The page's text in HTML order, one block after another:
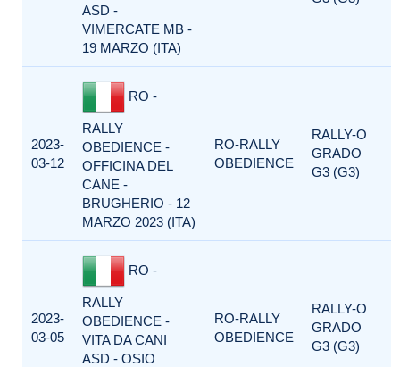
ASD -
VIMERCATE MB -
19 MARZO (ITA)
2023-
03-12
RO -
RALLY
OBEDIENCE -
OFFICINA DEL
CANE -
BRUGHERIO - 12
MARZO 2023 (ITA)
RO-RALLY
OBEDIENCE
RALLY-O
GRADO
G3 (G3)
2023-
03-05
RO -
RALLY
OBEDIENCE -
VITA DA CANI
ASD - OSIO
RO-RALLY
OBEDIENCE
RALLY-O
GRADO
G3 (G3)